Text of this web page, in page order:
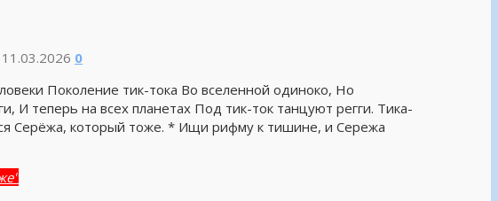
11.03.2026 0
Поколение тик-тока Во вселенной одиноко, Но
И теперь на всех планетах Под тик-ток танцуют регги. Тика-
Серёжа, который тоже. * Ищи рифму к тишине, и Сережа